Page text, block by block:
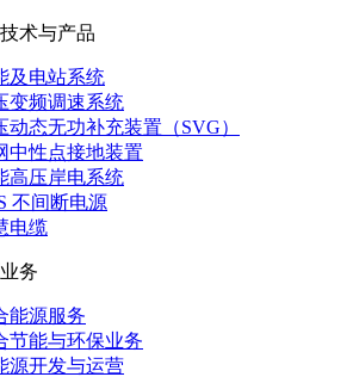
术与产品
及电站系统
变频调速系统
动态无功补充装置（SVG）
中性点接地装置
高压岸电系统
不间断电源
电缆
务
能源服务
节能与环保业务
源开发与运营